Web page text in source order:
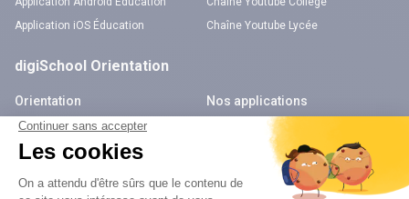
Application iOS Éducation
Chaîne Youtube Lycée
digiSchool Orientation
Orientation
Diplômes
Formations
Écoles
Nos applications
Application Android Pitangoo
Application iOS Pitangoo